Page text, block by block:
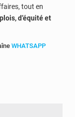
tout en
d’équité et
WHATSAPP